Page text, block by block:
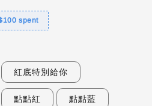
spent
紅底特別給你
點點紅 點點藍